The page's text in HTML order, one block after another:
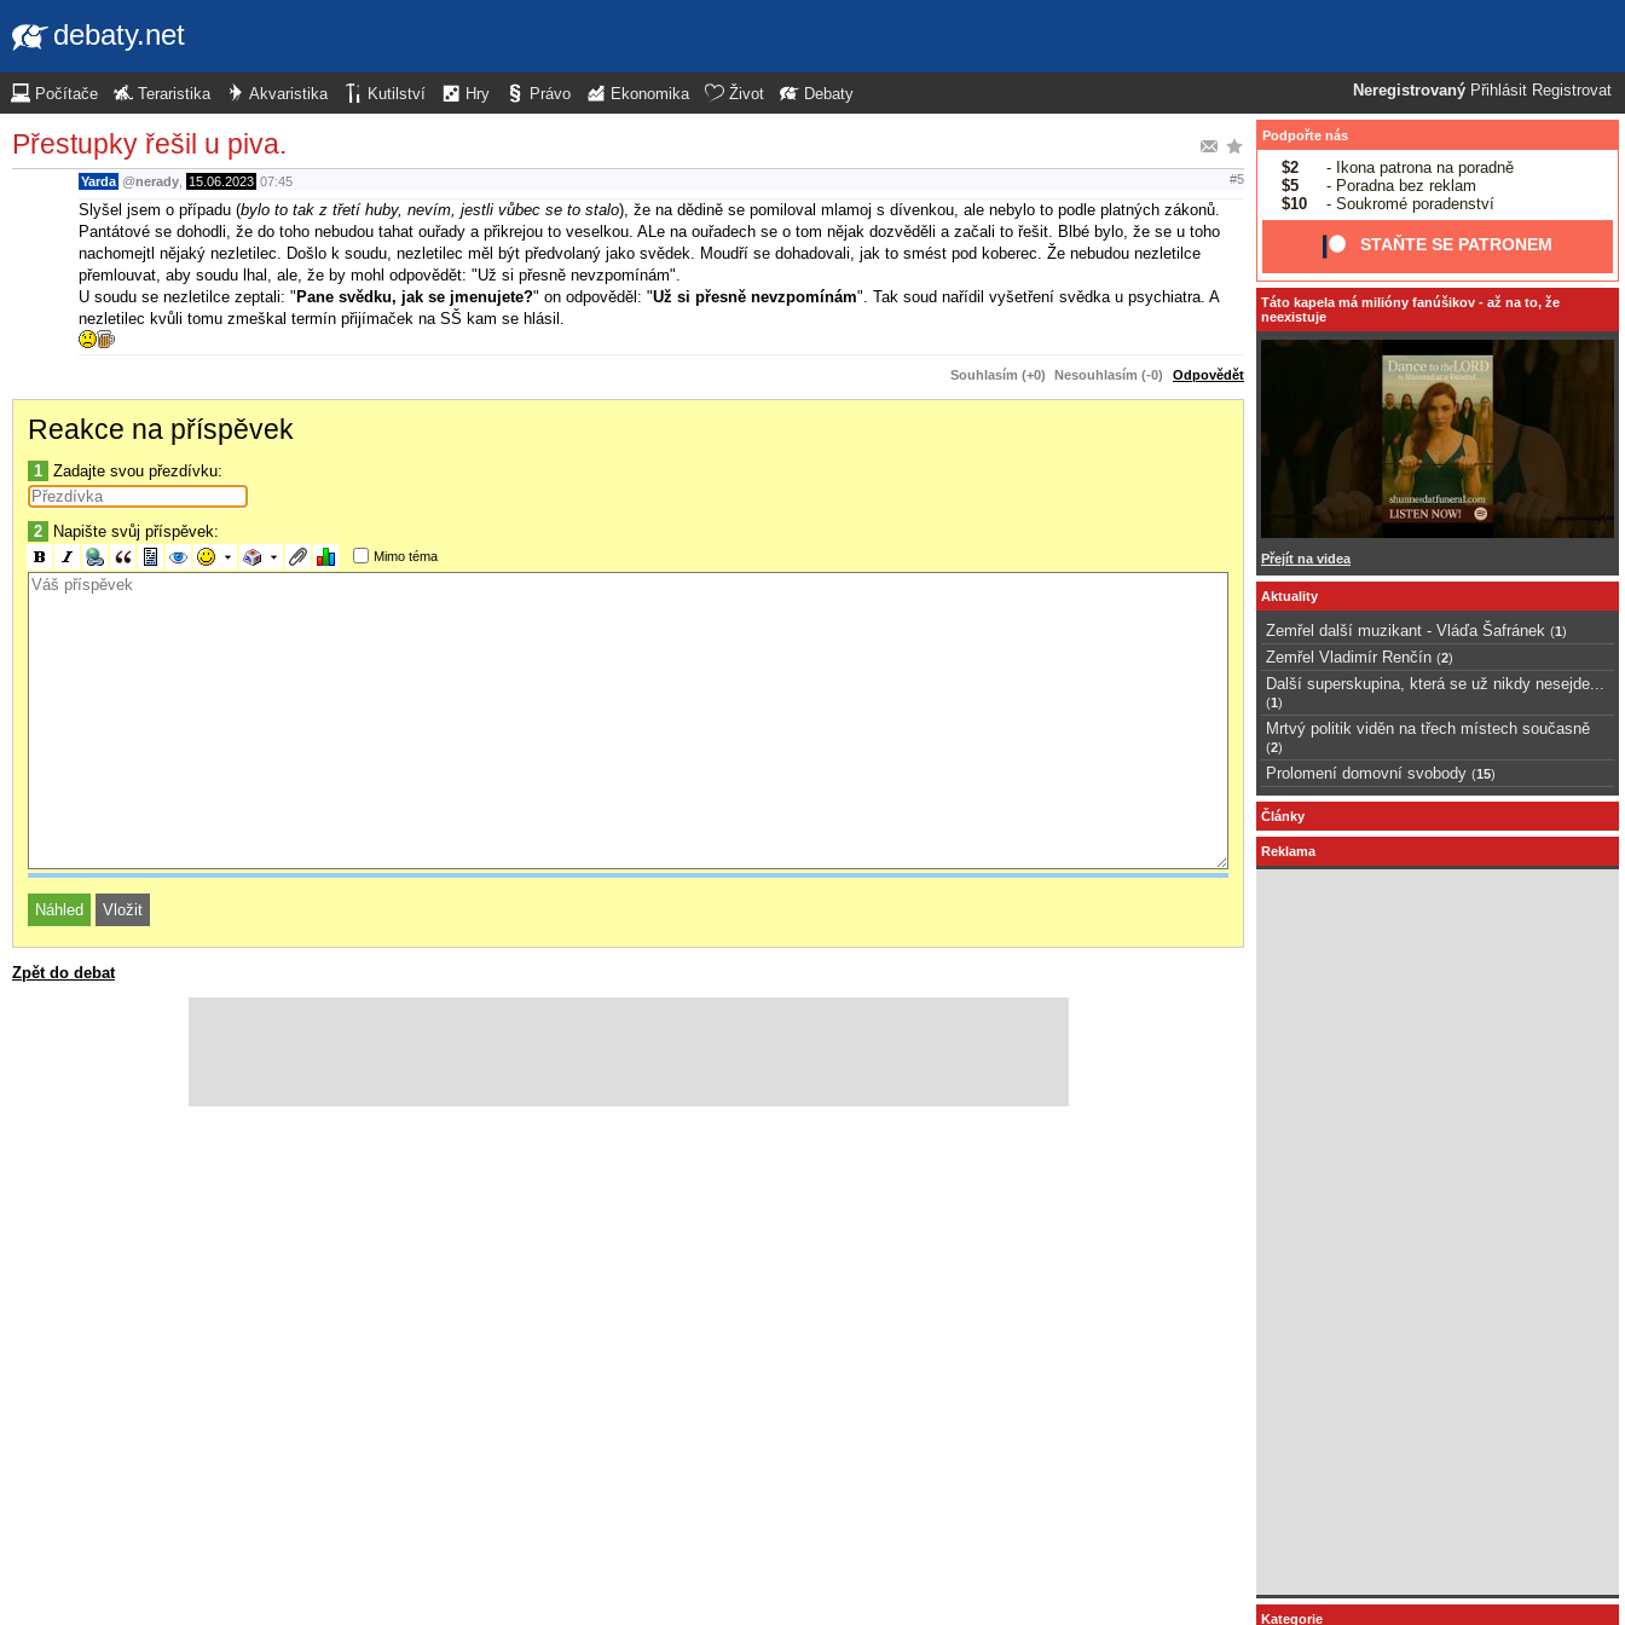
debaty.net
Neregistrovaný Přihlásit Registrovat
Počítače Teraristika Akvaristika Kutilství Hry Právo Ekonomika Život Debaty
Přestupky řešil u piva.
Yarda @nerady 15.06.2023 07:45 #5
Slyšel jsem o případu (bylo to tak z třetí huby, nevím, jestli vůbec se to stalo), že na dědině se pomiloval mlamoj s dívenkou, ale nebylo to podle platných zákonů.
Pantátové se dohodli, že do toho nebudou tahat ouřady a přikrejou to veselkou. ALe na ouřadech se o tom nějak dozvěděli a začali to řešit. Blbé bylo, že se u toho
nachomejtl nějaký nezletilec. Došlo k soudu, nezletilec měl být předvolaný jako svědek. Moudří se dohadovali, jak to smést pod koberec. Že nebudou nezletilce
přemlouvat, aby soudu lhal, ale, že by mohl odpovědět: "Už si přesně nevzpomínám".
U soudu se nezletilce zeptali: "Pane svědku, jak se jmenujete?" on odpověděl: "Už si přesně nevzpomínám". Tak soud nařídil vyšetření svědka u psychiatra. A
nezletilec kvůli tomu zmeškal termín přijímaček na SŠ kam se hlásil.
Souhlasím (+0) Nesouhlasím (-0) Odpovědět
Reakce na příspěvek
1 Zadajte svou přezdívku:
2 Napište svůj příspěvek:
Mimo téma
Zpět do debat
Podpořte nás
$2
- Ikona patrona na poradně
$5
- Poradna bez reklam
$10
- Soukromé poradenství
STAŇTE SE PATRONEM
Táto kapela má milióny fanúšikov - až na to, že
neexistuje
Přejít na videa
Aktuality
Zemřel další muzikant - Vláďa Šafránek (1 )
Zemřel Vladimír Renčín (2)
Další superskupina, která se už nikdy nesejde...
(1 )
Mrtvý politik viděn na třech místech současně
(2)
Prolomení domovní svobody (15)
Články
Reklama
Kategorie